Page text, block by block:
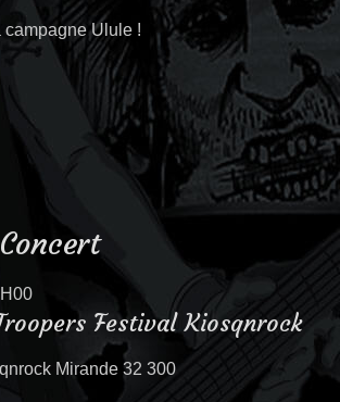
campagne Ulule !
Festival Kiosqnrock
Mirande 32 300